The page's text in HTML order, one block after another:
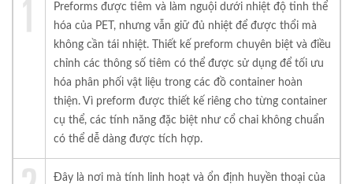
Preforms được tiêm và làm nguội dưới nhiệt độ tinh thể
hóa của PET, nhưng vẫn giữ đủ nhiệt để được thổi mà
không cần tái nhiệt. Thiết kế preform chuyên biệt và điều
chỉnh các thông số tiêm có thể được sử dụng để tối ưu
hóa phân phối vật liệu trong các đồ container hoàn
thiện. Vì preform được thiết kế riêng cho từng container
cụ thể, các tính năng đặc biệt như cổ chai không chuẩn
có thể dễ dàng được tích hợp.
Đây là nơi mà tính linh hoạt và ổn định huyền thoại của